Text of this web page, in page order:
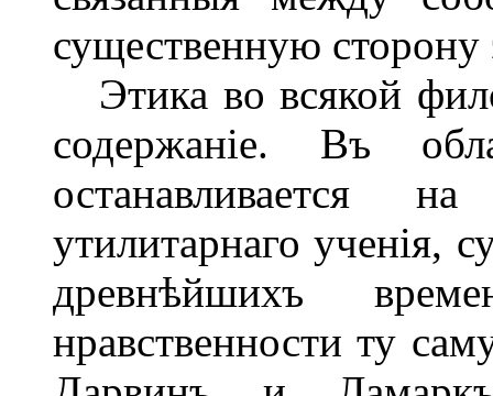
существенную
Этика во всякой
содержаніе. Въ
останавливается
утилитарнаго ученія,
древнѣйшихъ
нравственности ту